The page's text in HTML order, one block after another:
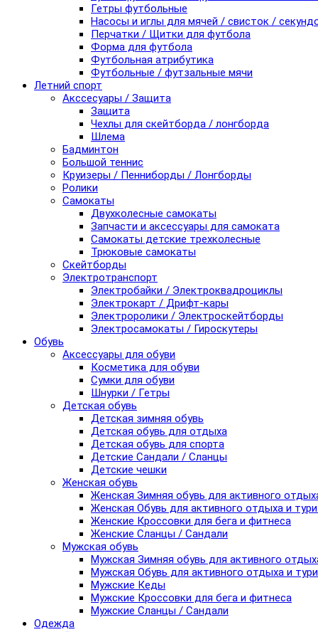
Гетры футбольные
Насосы и иглы для мячей / свисток /
Перчатки / Щитки для футбола
Форма для футбола
Футбольная атрибутика
Футбольные / футзальные мячи
Летний спорт
Акссесуары / Защита
Защита
Чехлы для скейтборда / лонгборда
Шлема
Бадминтон
Большой теннис
Круизеры / Пенниборды / Лонгборды
Ролики
Самокаты
Двухколесные самокаты
Запчасти и аксессуары для самоката
Самокаты детские трехколесные
Трюковые самокаты
Скейтборды
Электротранспорт
Электробайки / Электроквадроциклы
Электрокарт / Дрифт-кары
Электроролики / Электроскейтборды
Электросамокаты / Гироскутеры
Обувь
Аксессуары для обуви
Косметика для обуви
Сумки для обуви
Шнурки / Гетры
Детская обувь
Детская зимняя обувь
Детская обувь для отдыха
Детская обувь для спорта
Детские Сандали / Сланцы
Детские чешки
Женская обувь
Женская Зимняя обувь для активного
Женская Обувь для активного отдыха и
Женские Кроссовки для бега и фитнеса
Женские Сланцы / Сандали
Мужская обувь
Мужская Зимняя обувь для активного
Мужская Обувь для активного отдыха и
Мужские Кеды
Мужские Кроссовки для бега и фитнеса
Мужские Сланцы / Сандали
Одежда